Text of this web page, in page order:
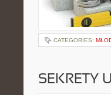
CATEGORIES:
SEKRETY